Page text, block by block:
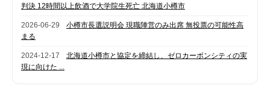
判決 12時間以上飲酒で大学院生死亡 北海道小樽市
2026-06-29
小樽市長選説明会 現職陣営のみ出席 無投票の可能性高
まる
2024-12-17
北海道小樽市と協定を締結し、ゼロカーボンシティの実
現に向けた ...